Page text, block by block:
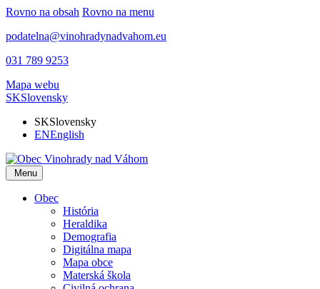
Rovno na obsah Rovno na menu
podatelna@vinohradynadvahom.eu
031 789 9253
Mapa webu
SKSlovensky
SKSlovensky
ENEnglish
Menu
Obec
História
Heraldika
Demografia
Digitálna mapa
Mapa obce
Materská škola